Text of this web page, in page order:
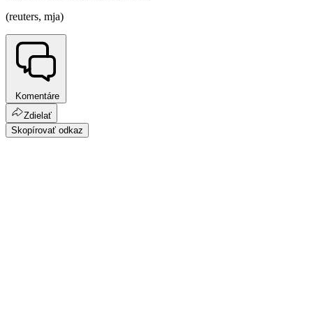
(reuters, mja)
Komentáre
Zdielať
Skopírovať odkaz